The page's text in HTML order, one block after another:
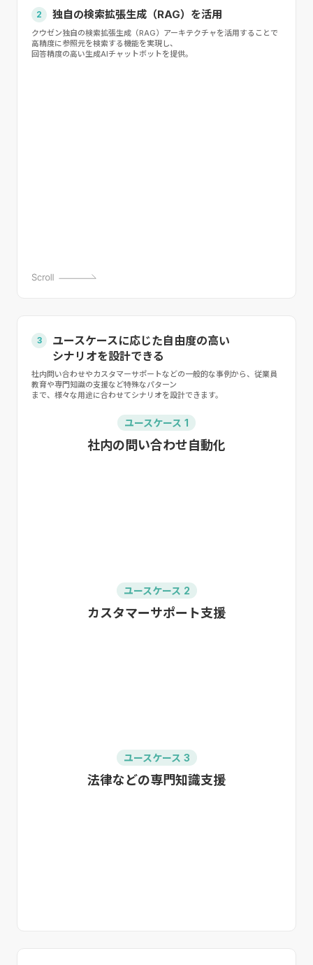
2 独自の検索拡張生成（RAG）を活用
クウゼン独自の検索拡張生成（RAG）アーキテクチャを活用することで
高精度に参照元を検索⁩する機能を実現し、
回答精度の高い生成AIチャットボットを提供。
3
ユースケースに応じた⁩自由度の高い
シナリオを設計できる
社内問い合わせやカスタマーサポートなどの一般的な事例から、従業員
教育や専門知識の支援など特殊なパターン
まで、様々な用途に合わせてシナリオを設計できます。
ユースケース 1
社内の問い合わせ自動化
ユースケース 2
カスタマーサポート支援
ユースケース 3
法律などの専門知識支援